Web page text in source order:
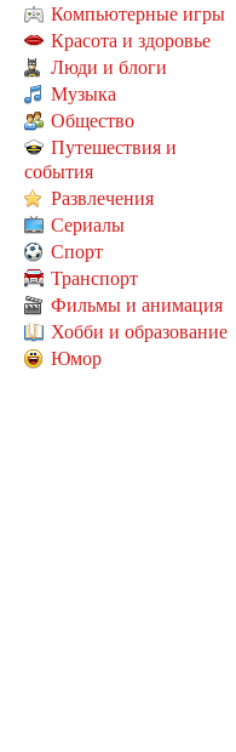
Компьютерные игры
Красота и здоровье
Люди и блоги
Музыка
Общество
Путешествия и
события
Развлечения
Сериалы
Спорт
Транспорт
Фильмы и анимация
Хобби и образование
Юмор